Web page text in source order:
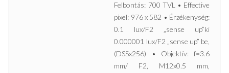
Felbontás: 700 TVL • Effective
pixel: 976 x 582 • Érzékenység:
0.1 lux/F2 „sense up”ki
0.000001 lux/F2 „sense up” be,
(DSSx256) • Objektív: f=3.6
mm/ F2, M12x0.5 mm,